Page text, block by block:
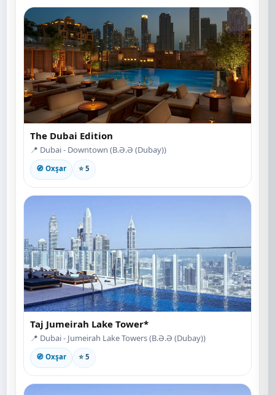
The Dubai Edition
📍 Dubai - Downtown (B.Ə.Ə (Dubay))
🧭 Oxşar ⭐ 5
Taj Jumeirah Lake Tower*
📍 Dubai - Jumeirah Lake Towers (B.Ə.Ə (Dubay))
🧭 Oxşar ⭐ 5